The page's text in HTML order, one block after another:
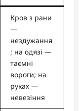
Кров з рани
—
нездужання
; на одязі —
таємні
вороги; на
руках —
невезіння